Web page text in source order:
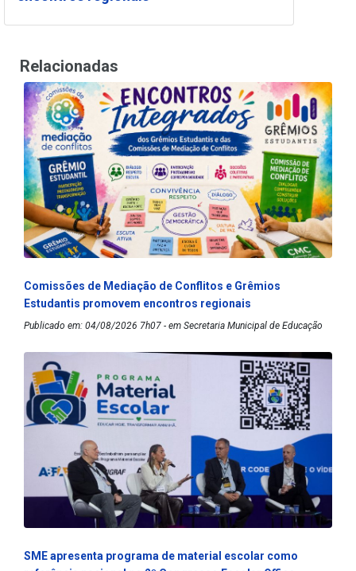
Relacionadas
Comissões de Mediação de Conflitos e Grêmios
Estudantis promovem encontros regionais
Publicado em: 04/08/2026 7h07 - em Secretaria Municipal de Educação
SME apresenta programa de material escolar como